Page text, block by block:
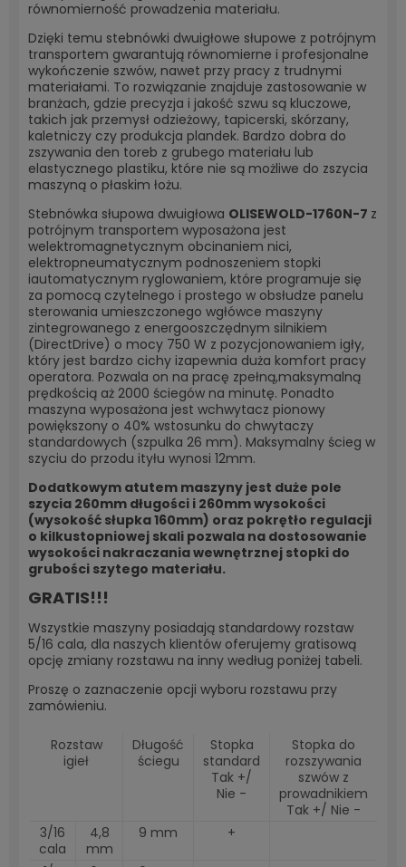
równomierność prowadzenia materiału.
Dzięki temu stebnówki dwuigłowe słupowe z potrójnym
transportem gwarantują równomierne i profesjonalne
wykończenie szwów, nawet przy pracy z trudnymi
materiałami. To rozwiązanie znajduje zastosowanie w
branżach, gdzie precyzja i jakość szwu są kluczowe,
takich jak przemysł odzieżowy, tapicerski, skórzany,
kaletniczy czy produkcja plandek. Bardzo dobra do
zszywania den toreb z grubego materiału lub
elastycznego plastiku, które nie są możliwe do zszycia
maszyną o płaskim łożu.
Stebnówka słupowa dwuigłowa OLISEWOLD-1760N-7 z
potrójnym transportem wyposażona jest
welektromagnetycznym obcinaniem nici,
elektropneumatycznym podnoszeniem stopki
iautomatycznym ryglowaniem, które programuje się
za pomocą czytelnego i prostego w obsłudze panelu
sterowania umieszczonego wgłówce maszyny
zintegrowanego z energooszczędnym silnikiem
(DirectDrive) o mocy 750 W z pozycjonowaniem igły,
który jest bardzo cichy izapewnia duża komfort pracy
operatora. Pozwala on na pracę zpełną,maksymalną
prędkością aż 2000 ściegów na minutę. Ponadto
maszyna wyposażona jest wchwytacz pionowy
powiększony o 40% wstosunku do chwytaczy
standardowych (szpulka 26 mm). Maksymalny ścieg w
szyciu do przodu ityłu wynosi 12mm.
Dodatkowym atutem maszyny jest duże pole
szycia 260mm długości i 260mm wysokości
(wysokość słupka 160mm) oraz pokrętło regulacji
o kilkustopniowej skali pozwala na dostosowanie
wysokości nakraczania wewnętrznej stopki do
grubości szytego materiału.
GRATIS!!!
Wszystkie maszyny posiadają standardowy rozstaw
5/16 cala, dla naszych klientów oferujemy gratisową
opcję zmiany rozstawu na inny według poniżej tabeli.
Proszę o zaznaczenie opcji wyboru rozstawu przy
zamówieniu.
Rozstaw
igieł
Długość
ściegu
Stopka
standard
Tak +/
Nie -
Stopka do
rozszywania
szwów z
prowadnikiem
Tak +/ Nie -
3/16
cala
4,8
mm
9 mm +